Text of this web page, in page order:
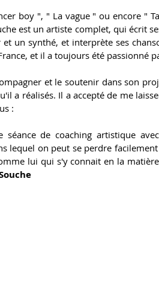
faites la
boy ", " La vague " ou encore "
est un artiste complet, qui écrit
un synthé, et interprète ses
et il a toujours été passionné
et le soutenir dans son
a réalisés. Il a accepté de me
:
de coaching artistique
lequel on peut se perdre
lui qui s'y connait en la